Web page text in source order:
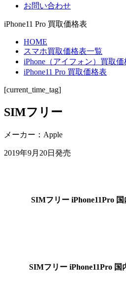
お問い合わせ
iPhone11 Pro 買取価格表
HOME
スマホ買取価格表一覧
iPhone（アイフォン）買取価
iPhone11 Pro 買取価格表
[current_time_tag]
SIMフリー
メーカー：Apple
2019年9月20日発売
SIMフリー iPhone11Pro
SIMフリー iPhone11Pro